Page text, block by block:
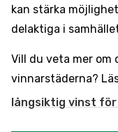
kan stärka
delaktiga i
Vill du veta mer om
vinnarstäderna?
långsiktig vinst